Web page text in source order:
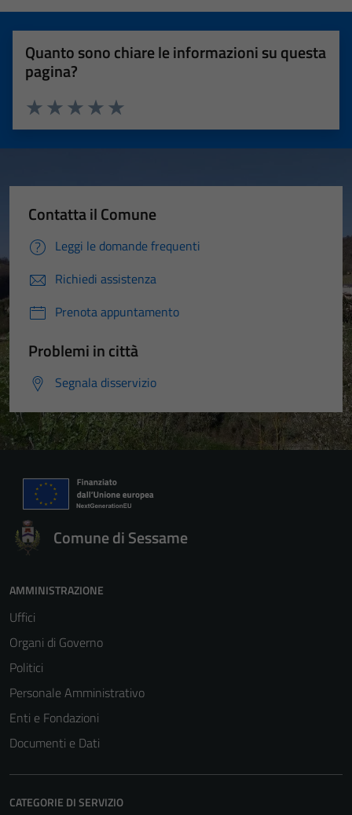
Quanto sono chiare le informazioni su questa
pagina?
Valuta 5 stelle su 5
Valuta 4 stelle su 5
Valuta 3 stelle su 5
Valuta 2 stelle su 5
Valuta 1 stelle su 5
Contatta il Comune
Leggi le domande frequenti
Richiedi assistenza
Prenota appuntamento
Problemi in città
Segnala disservizio
Comune di Sessame
AMMINISTRAZIONE
Uffici
Organi di Governo
Politici
Personale Amministrativo
Enti e Fondazioni
Documenti e Dati
CATEGORIE DI SERVIZIO